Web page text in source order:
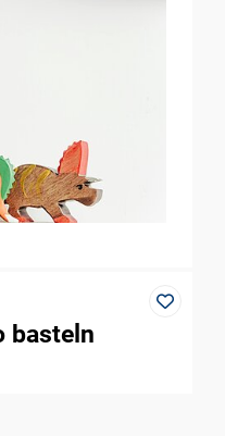
basteln